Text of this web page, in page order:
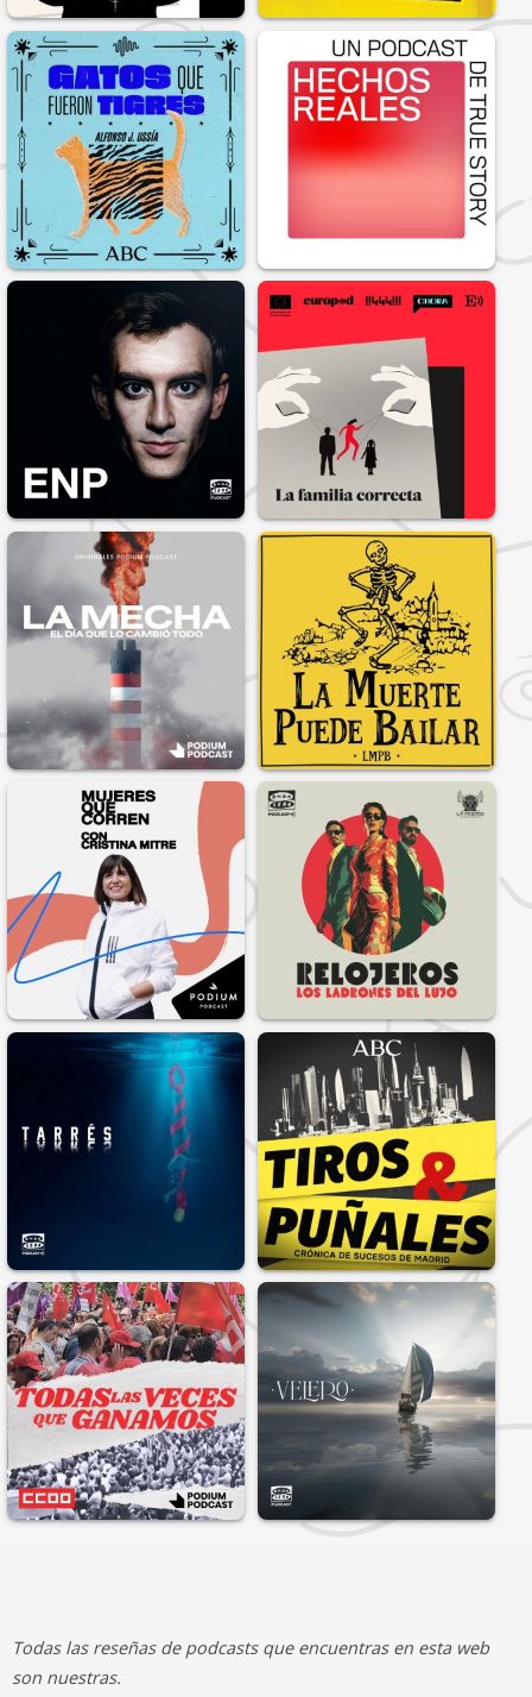
Todas las reseñas de podcasts que encuentras en esta web
son nuestras.